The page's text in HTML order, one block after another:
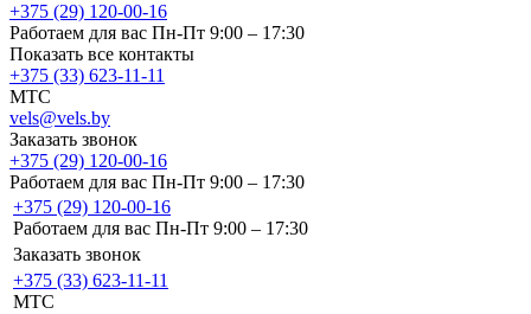
+375 (29) 120-00-16
Работаем для вас Пн-Пт 9:00 – 17:30
Показать все контакты
+375 (33) 623-11-11
MTC
vels@vels.by
Заказать звонок
+375 (29) 120-00-16
Работаем для вас Пн-Пт 9:00 – 17:30
+375 (29) 120-00-16
Работаем для вас Пн-Пт 9:00 – 17:30
Заказать звонок
+375 (33) 623-11-11
MTC